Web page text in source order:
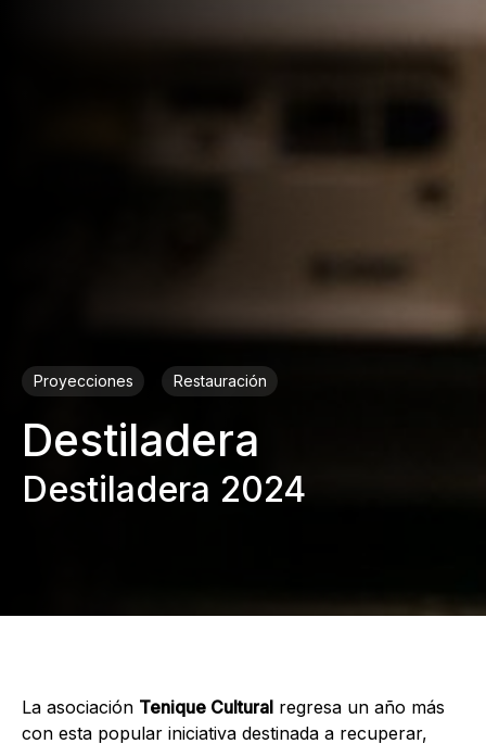
Proyecciones Restauración
Destiladera
Destiladera 2024
La asociación Tenique Cultural regresa un año más
con esta popular iniciativa destinada a recuperar,